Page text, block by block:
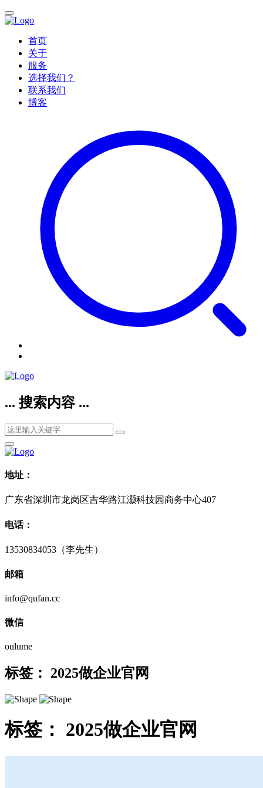
首页
关于
服务
选择我们？
联系我们
博客
... 搜索内容 ...
地址：
广东省深圳市龙岗区吉华路江灏科技园商务中心407
电话：
13530834053（李先生）
邮箱
info@qufan.cc
微信
oulume
标签： 2025做企业官网
标签： 2025做企业官网